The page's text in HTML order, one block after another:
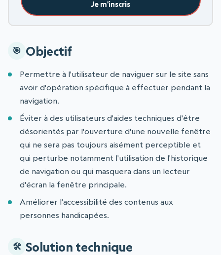
Je m'inscris
Objectif
Permettre à l'utilisateur de naviguer sur le site sans
avoir d'opération spécifique à effectuer pendant la
navigation.
Éviter à des utilisateurs d'aides techniques d'être
désorientés par l'ouverture d'une nouvelle fenêtre
qui ne sera pas toujours aisément perceptible et
qui perturbe notamment l'utilisation de l'historique
de navigation ou qui masquera dans un lecteur
d'écran la fenêtre principale.
Améliorer l’accessibilité des contenus aux
personnes handicapées.
Solution technique